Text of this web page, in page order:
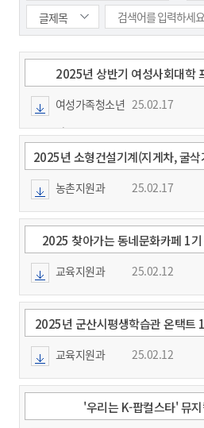
시
군
산
색
시
일
색
종
일
2025년 상반기 여성사회대학
여성가족청소년
과
25.02.17
2025년 소형건설기계(지게차, 굴
및 접수
농촌지원과 25.02.17
2025 찾아가는 동네문화카페 1
교육지원과 25.02.12
2025년 군산시평생학습관 온택트
교육지원과 25.02.12
'우리는 K-팝컬스타' 뮤